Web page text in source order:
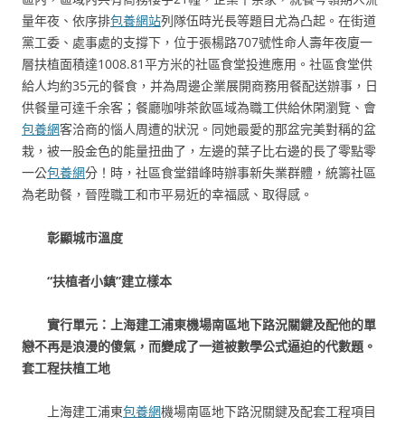
量年夜、依序排包養網站列隊伍時光長等題目尤為凸起。在街道
黨工委、處事處的支撐下，位于張楊路707號性命人壽年夜廈一
層扶植面積達1008.81平方米的社區食堂投進應用。社區食堂供
給人均約35元的餐食，并為周邊企業展開商務用餐配送辦事，日
供餐量可達千余客；餐廳咖啡茶飲區域為職工供給休閑瀏覽、會
包養網客洽商的惱人周遭的狀況。同她最愛的那盆完美對稱的盆
栽，被一股金色的能量扭曲了，左邊的葉子比右邊的長了零點零
一公包養網分！時，社區食堂錯峰時辦事新失業群體，統籌社區
為老助餐，晉陞職工和市平易近的幸福感、取得感。
彰顯城市溫度
“扶植者小鎮”建立樣本
實行單元：上海建工浦東機場南區地下路況關鍵及配他的單
戀不再是浪漫的傻氣，而變成了一道被數學公式逼迫的代數題。
套工程扶植工地
上海建工浦東包養網機場南區地下路況關鍵及配套工程項目